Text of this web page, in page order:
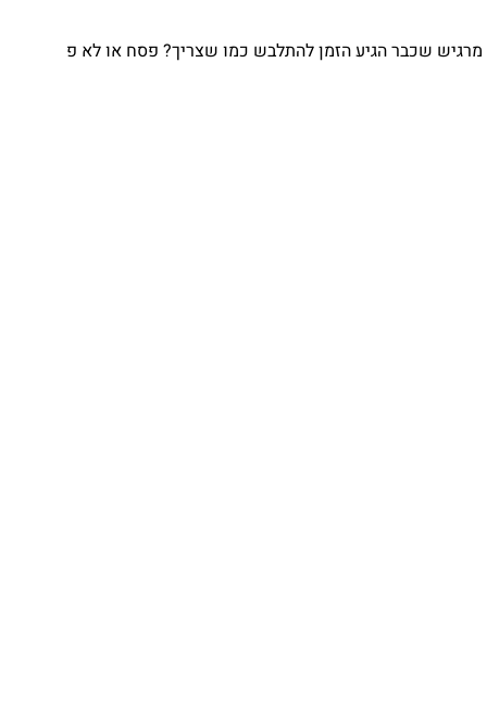
שכבר הגיע הזמן להתלבש כמו שצריך? פסח או לא פ